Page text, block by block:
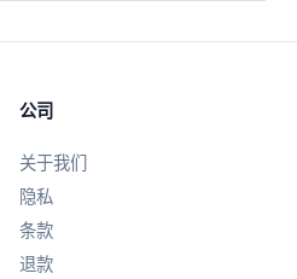
公司
关于我们
隐私
条款
退款